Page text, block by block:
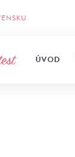
ÚVOD